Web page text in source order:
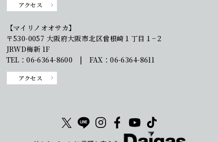
アクセス
【マイリノオオサカ】
〒530-0057 大阪府大阪市北区曾根崎１丁目１−２
JRWD梅新 1F
TEL：06-6364-8600 | FAX：06-6364-8611
アクセス